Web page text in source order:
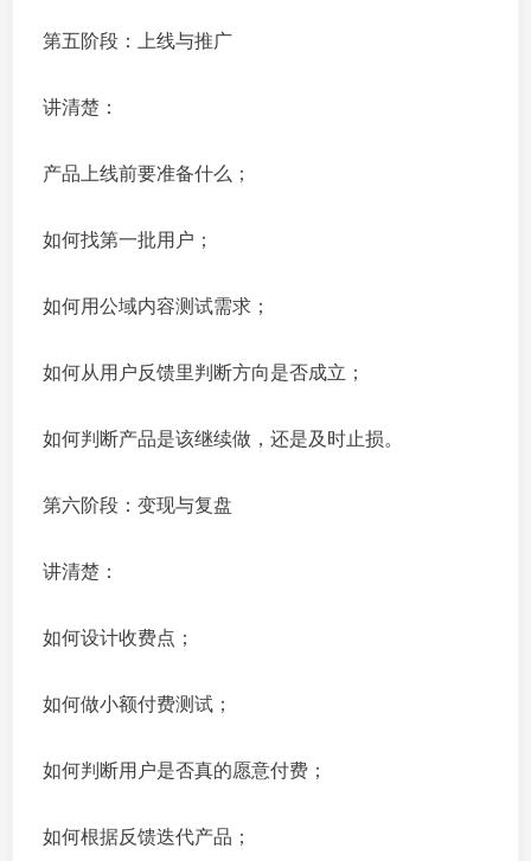
第五阶段：上线与推广
讲清楚：
产品上线前要准备什么；
如何找第一批用户；
如何用公域内容测试需求；
如何从用户反馈里判断方向是否成立；
如何判断产品是该继续做，还是及时止损。
第六阶段：变现与复盘
讲清楚：
如何设计收费点；
如何做小额付费测试；
如何判断用户是否真的愿意付费；
如何根据反馈迭代产品；